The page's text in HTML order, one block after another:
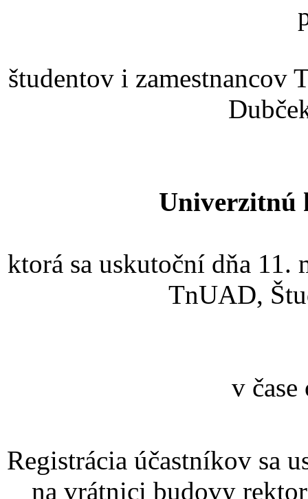
študentov i zamestnancov
Univerzitnú
ktorá sa uskutoční dňa 11.
TnUAD,
v
Registrácia účastníkov sa
na vrátnici budovy